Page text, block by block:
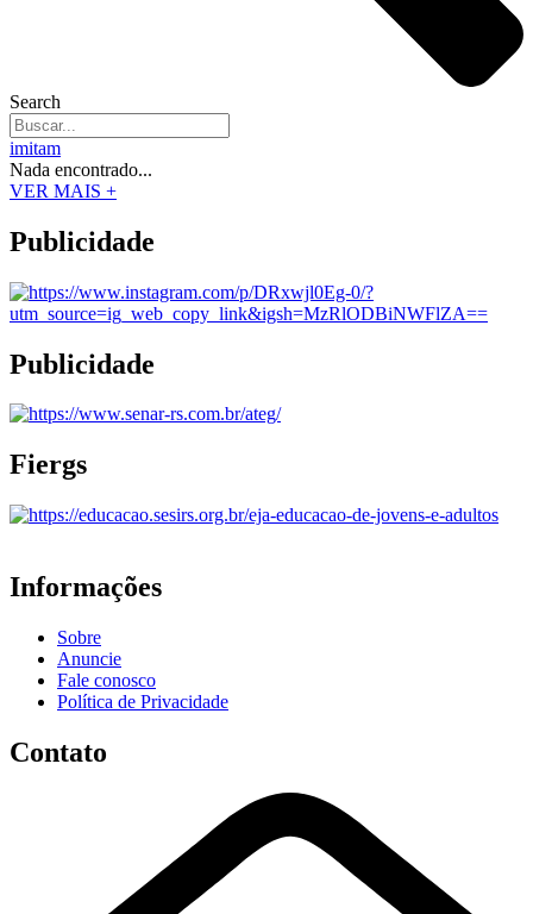
Search
imitam
Nada encontrado...
VER MAIS +
Publicidade
Publicidade
Fiergs
Informações
Sobre
Anuncie
Fale conosco
Política de Privacidade
Contato